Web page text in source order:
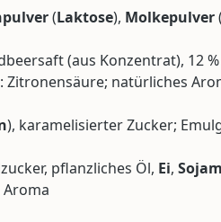
(Laktose), Molkepulver(
(aus Konzentrat), 12
natürliches
), karamelisierter Zucker;
pflanzliches Öl, Ei,
Aroma